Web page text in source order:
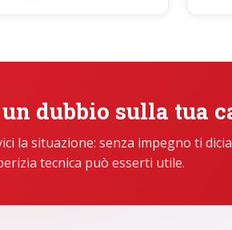
dubbio sulla tua
la situazione: senza impegno ti
tecnica può esserti utile.